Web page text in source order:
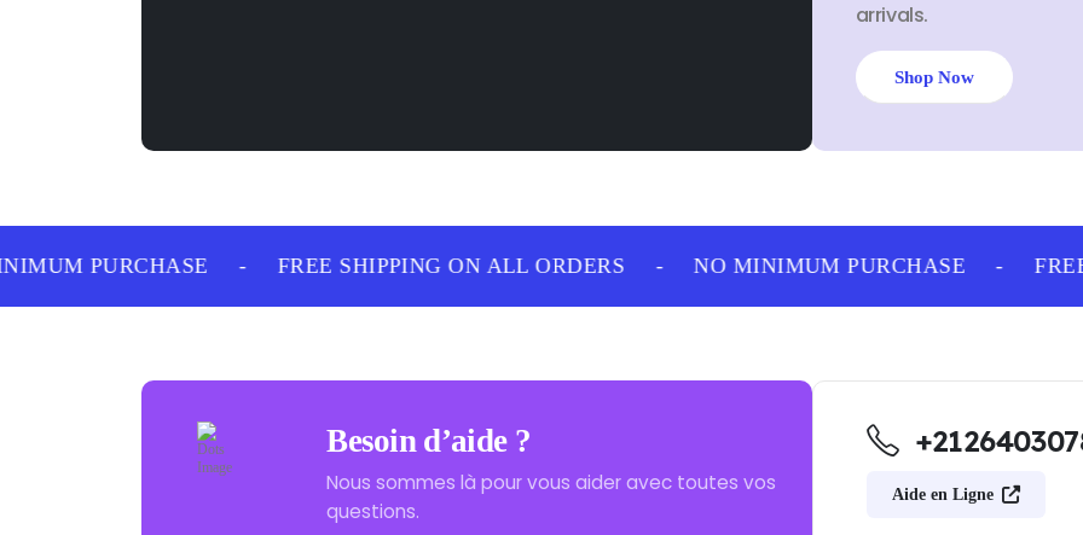
arrivals.
Shop Now
PURCHASE FREE SHIPPING ON ALL ORDERS NO MINIMUM PURCHASE
Besoin d’aide ?
Nous sommes là pour vous aider avec toutes vos
questions.
Aide en Ligne